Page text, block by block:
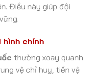
Điều này giúp đội
chính
thường xoay quanh
vệ chỉ huy, tiền vệ